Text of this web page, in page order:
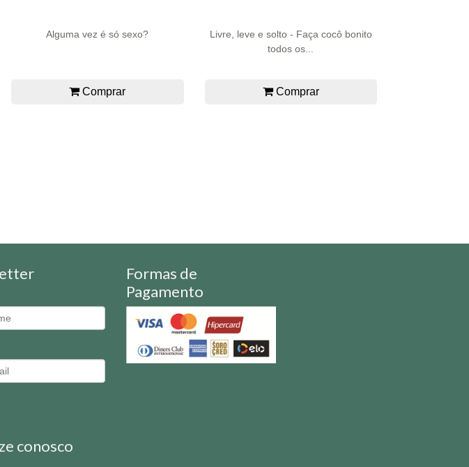
Alguma vez é só sexo?
Comprar
Livre, leve e solto - Faça cocô bonito
todos os...
Comprar
conosco
Formas de
Pagamento